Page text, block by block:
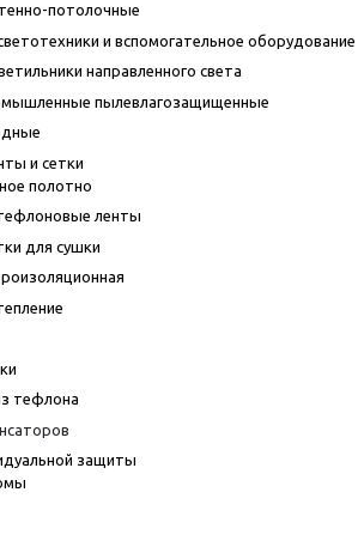
потолочные
и вспомогательное оборудование
направленного света
пылевлагозащищенные
и сетки
полотно
ленты
для сушки
тефлона
защиты